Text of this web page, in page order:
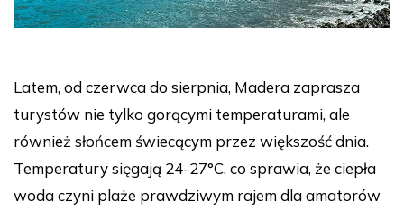
Latem, od czerwca do sierpnia, Madera zaprasza
turystów nie tylko gorącymi temperaturami, ale
również słońcem świecącym przez większość dnia.
Temperatury sięgają 24-27°C, co sprawia, że ciepła
woda czyni plaże prawdziwym rajem dla amatorów